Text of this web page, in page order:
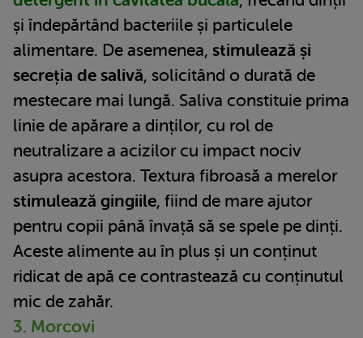
și îndepărtând bacteriile și particulele
alimentare. De asemenea, stimulează și
secreția de salivă, solicitând o durată de
mestecare mai lungă. Saliva constituie prima
linie de apărare a dinților, cu rol de
neutralizare a acizilor cu impact nociv
asupra acestora. Textura fibroasă a merelor
stimulează gingiile, fiind de mare ajutor
pentru copii până învață să se spele pe dinți.
Aceste alimente au în plus și un conținut
ridicat de apă ce contrastează cu conținutul
mic de zahăr.
3. Morcovi